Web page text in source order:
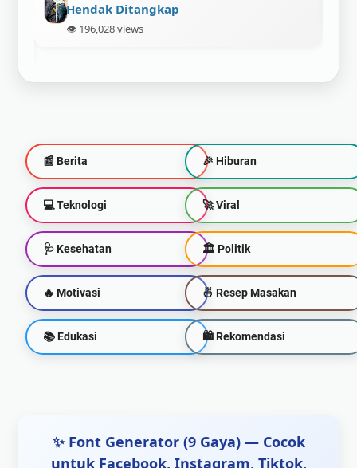
👁️ 198,448 views
📰 Berita
💻 Teknologi
🩺 Kesehatan
🔥 Motivasi
📚 Edukasi
🎉 Hiburan
🚀 Viral
🏛️ Politik
🍜 Resep Masakan
🛍 Rekomendasi
✨ Font Generator (9 Gaya) — Cocok
untuk Facebook, Instagram, Tiktok,